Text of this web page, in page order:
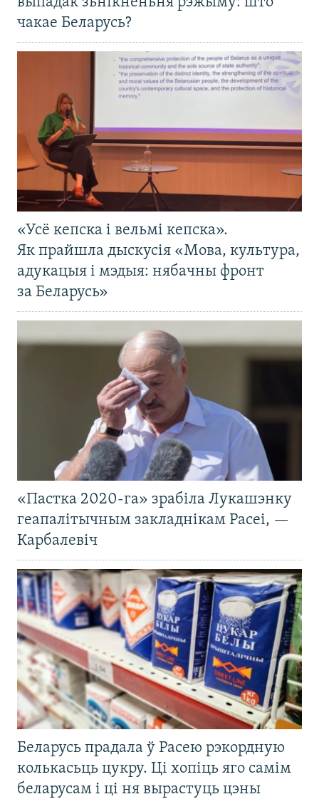
чакае Беларусь?
«Усё кепска і вельмі кепска».
Як прайшла дыскусія «Мова, культура,
адукацыя і мэдыя: нябачны фронт
за Беларусь»
«Пастка 2020-га» зрабіла Лукашэнку
геапалітычным закладнікам Расеі, —
Карбалевіч
Беларусь прадала ў Расею рэкордную
колькасьць цукру. Ці хопіць яго самім
беларусам і ці ня вырастуць цэны